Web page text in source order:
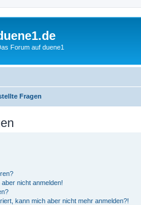
Forum auf duene1
Fragen
nicht anmelden!
kann mich aber nicht mehr anmelden?!